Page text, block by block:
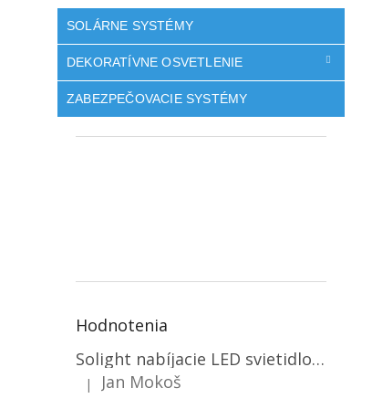
SOLÁRNE SYSTÉMY
DEKORATÍVNE OSVETLENIE
ZABEZPEČOVACIE SYSTÉMY
Hodnotenia
Solight nabíjacie LED svietidlo, 600lm, 2200mAh Li-Ion, USB nabíjanie [WN22]
Hodnotenie produktu je 5 z 5 hviezdičiek.
|
Jan Mokoš